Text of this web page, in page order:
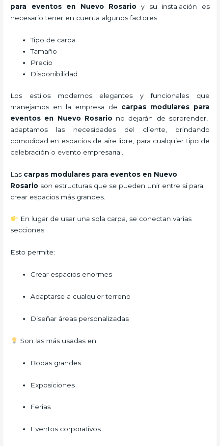
para eventos en Nuevo Rosario y su instalación es
necesario tener en cuenta algunos factores:
Tipo de carpa
Tamaño
Precio
Disponibilidad
Los estilos modernos elegantes y funcionales que
manejamos en la empresa de carpas modulares para
eventos en Nuevo Rosario no dejarán de sorprender,
adaptamos las necesidades del cliente, brindando
comodidad en espacios de aire libre, para cualquier tipo de
celebración o evento empresarial.
Las carpas modulares para eventos en Nuevo
Rosario son estructuras que se pueden unir entre sí para
crear espacios más grandes.
En lugar de usar una sola carpa, se conectan varias
secciones.
Esto permite:
Crear espacios enormes
Adaptarse a cualquier terreno
Diseñar áreas personalizadas
Son las más usadas en:
Bodas grandes
Exposiciones
Ferias
Eventos corporativos